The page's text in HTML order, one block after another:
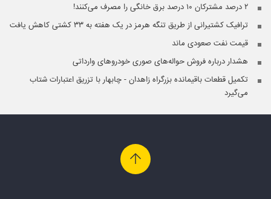
۲ درصد مشترکان ۱۰ درصد برق خانگی را مصرف می‌کنند!
ترافیک کشتیرانی از طریق تنگه هرمز در یک هفته به ۳۳ کشتی کاهش یافت
قیمت نفت صعودی ماند
هشدار درباره فروش حواله‌های صوری خودروهای وارداتی
تکمیل قطعات باقیمانده بزرگراه زاهدان - چابهار با تزریق اعتبارات شتاب
می‌گیرد